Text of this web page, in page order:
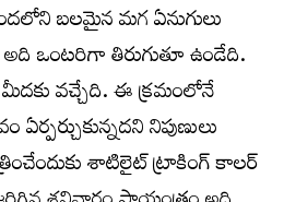
బలమైన మగ ఏనుగులు
ఒంటరిగా తిరుగుతూ ఉండేది.
వచ్చేది. ఈ క్రమంలోనే
ఏర్పర్చుకున్నదని నిపుణులు
శాటిలైట్‌ ట్రాకింగ్‌ కాలర్‌